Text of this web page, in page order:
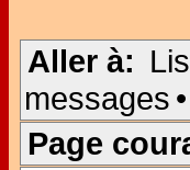
Aller à:
messages •
Page